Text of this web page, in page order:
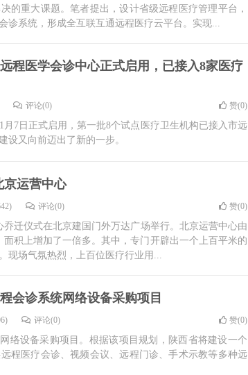
的重大课题。笔者提出，设计省级远程医疗管理平台，
诊系统，形成全互联互通远程医疗云平台。实现...
程医学会诊中心正式启用，已接入8家医疗
评论(0) 赞(0)
7日正式启用，第一批8个试点医疗卫生机构已接入市远
设又向前迈出了新的一步。
京运营中心
评论(0) 赞(0)
迁仪式在北京建国门外万达广场举行。北京运营中心由
面积上增加了一倍多。其中，专门开辟出一个上百平米的
现场气氛热烈，上百位医疗行业用...
会诊系统网络设备采购项目
评论(0) 赞(0)
络设备采购项目。根据该项目规划，陕西省将建设一个
程医疗会诊、视频会议、远程门诊、手术示教等多种远